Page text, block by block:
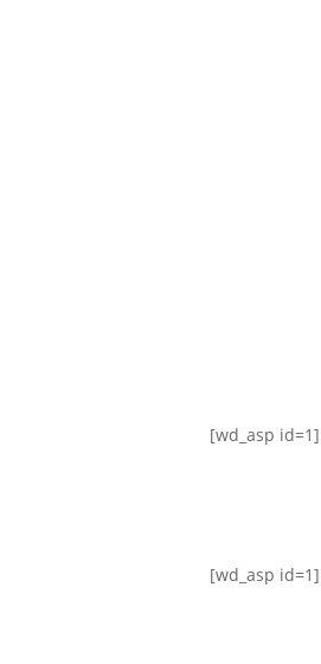
[wd_asp id=1]
[wd_asp id=1]